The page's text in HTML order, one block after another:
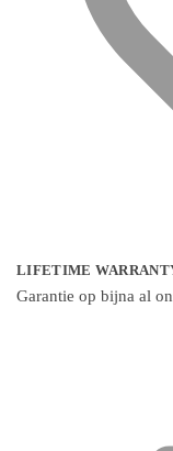
LIFETIME
Garantie op bijna al